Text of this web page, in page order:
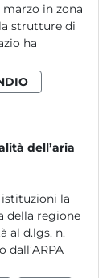
in zona
strutture di
ha
dell’aria
la
della regione
al d.lgs. n.
dall’ARPA